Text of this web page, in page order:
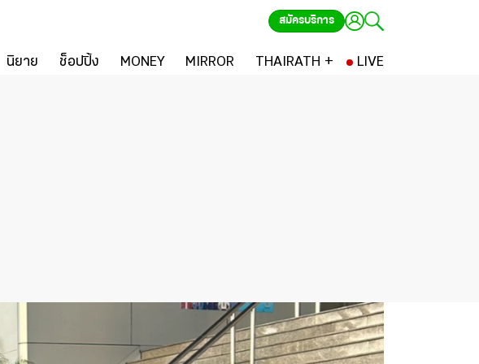
สมัครบริการ
นิยาย ช็อปปิ้ง MONEY MIRROR THAIRATH + LIVE